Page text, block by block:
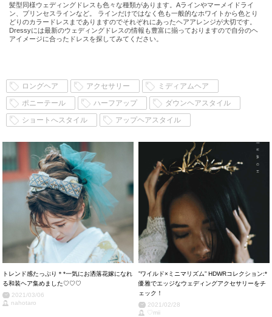
髪型同様ウェディングドレスも色々な種類があります。Aラインやマーメイドライ
ン、プリンセスラインなど。 ラインだけではなく色も一般的なホワイトから色とり
どりのカラードレスまでありますのでそれぞれにあったヘアアレンジが大切です。
Dressyには最新のウェディングドレスの情報も豊富に揃っておりますので自分のヘ
アイメージに合ったドレスを探してみてください。
ロングヘア アクセサリー
ミディアムヘア
ポニーテール
ハーフアップ
ダウンヘアスタイル
ショートへスタイル
アップヘアスタイル
トレンド感たっぷり＊*一気にお洒落花嫁になれ
る和装ヘア集めました♡♡♡
2021/03/06
nahotaro
”ワイルド×ミニマリズム” HDWRコレクション:*
優雅でエッジなウェディングアクセサリーをチ
ェック！
2021/02/28
♡mii